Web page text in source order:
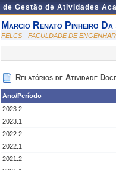
de Gestão de Atividades
Marcio Renato Pinheiro Da
FELCS - FACULDADE DE
Relatórios de Atividade
Ano/Período
2023.2
2023.1
2022.2
2022.1
2021.2